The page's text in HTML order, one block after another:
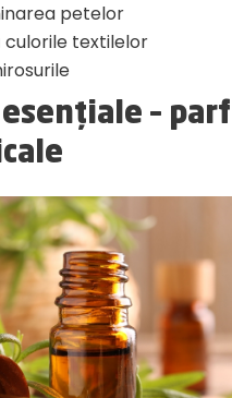
petelor
culorile textilelor
–